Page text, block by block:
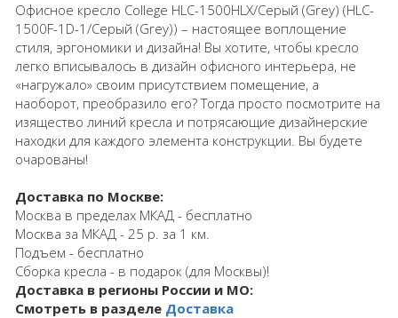
Офисное кресло College HLC-1500HLX/Серый (Grey) (HLC-
1500F-1D-1/Серый (Grey)) – настоящее воплощение
стиля, эргономики и дизайна! Вы хотите, чтобы кресло
легко вписывалось в дизайн офисного интерьера, не
«нагружало» своим присутствием помещение, а
наоборот, преобразило его? Тогда просто посмотрите на
изящество линий кресла и потрясающие дизайнерские
находки для каждого элемента конструкции. Вы будете
очарованы!
Доставка по Москве:
Москва в пределах МКАД - бесплатно
Москва за МКАД - 25 р. за 1 км.
Подъем - бесплатно
Сборка кресла - в подарок (для Москвы)!
Доставка в регионы России и МО:
Смотреть в разделе Доставка